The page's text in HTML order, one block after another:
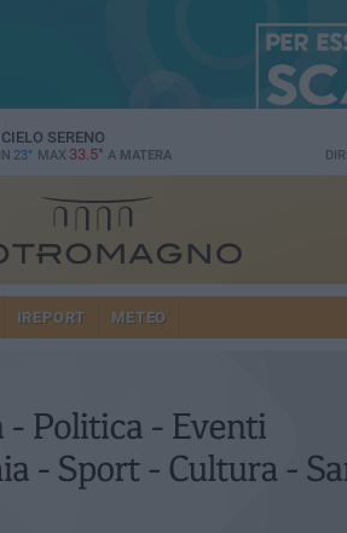
SERENO
23° MAX 33.5° A MATERA
IREPORT METEO